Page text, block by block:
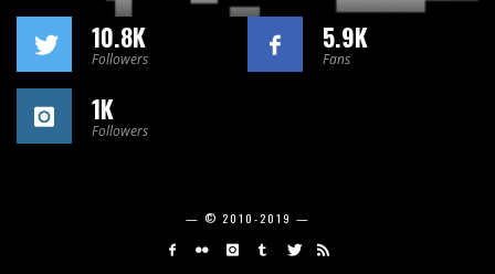
10.8K
Followers
5.9K
Fans
1K
Followers
— © 2010-2019 —